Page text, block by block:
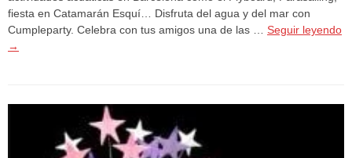
fiesta en Catamarán Esquí… Disfruta del agua y del mar con
Cumpleparty. Celebra con tus amigos una de las … Seguir leyendo
→